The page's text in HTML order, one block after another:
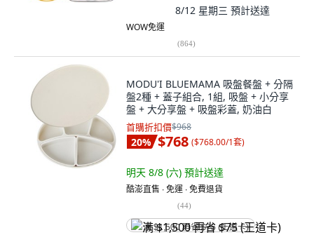
8/12 星期三 預計送達
WOW免運
(864)
MODU'I BLUEMAMA 吸盤餐盤 + 分隔
盤2種 + 蓋子組合, 1組, 吸盤 + 小分享
盤 + 大分享盤 + 吸盤彩蓋, 奶油白
首購折扣價$968
20% $768 ($768.00/1套)
明天 8/8 (六) 預計送達
酷澎直售 ∙ 免運 ∙ 免費退貨
(44)
满 $1,500 再省 $75 (王道卡)